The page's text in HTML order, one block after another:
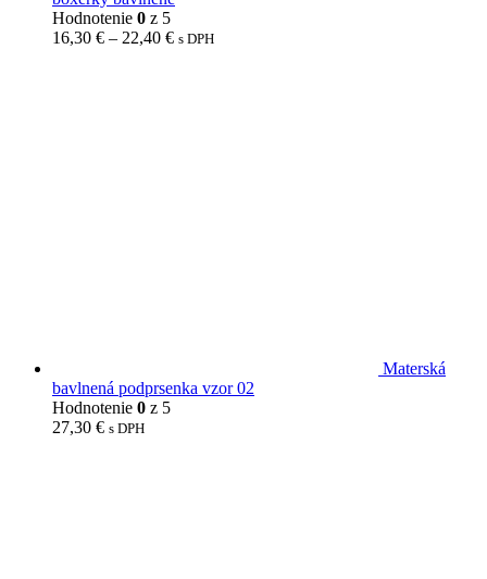
Hodnotenie 0 z 5
16,30 € – 22,40 € s DPH
Materská
bavlnená podprsenka vzor 02
Hodnotenie 0 z 5
27,30 € s DPH